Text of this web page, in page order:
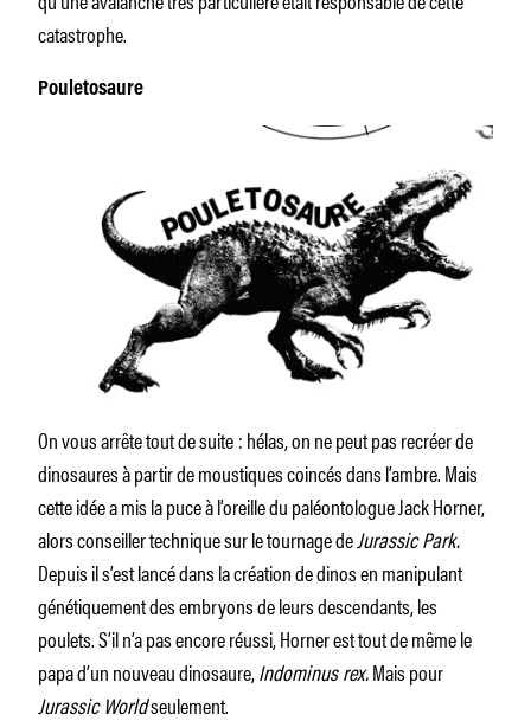
catastrophe.
Pouletosaure
On vous arrête tout de suite : hélas, on ne peut pas recréer de
dinosaures à partir de moustiques coincés dans l’ambre. Mais
cette idée a mis la puce à l’oreille du paléontologue Jack Horner,
alors conseiller technique sur le tournage deJurassic Park.
Depuis il s’est lancé dans la création de dinos en manipulant
génétiquement des embryons de leurs descendants, les
poulets. S’il n’a pas encore réussi, Horner est tout de même le
papa d’un nouveau dinosaure,Indominus rex.Mais pour
Jurassic Worldseulement.